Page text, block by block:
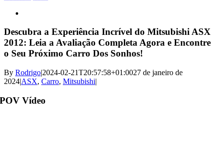
Image
Descubra a Experiência Incrível do Mitsubishi ASX
2012: Leia a Avaliação Completa Agora e Encontre
o Seu Próximo Carro Dos Sonhos!
By Rodrigo|2024-02-21T20:57:58+01:0027 de janeiro de
2024|ASX, Carro, Mitsubishi|
POV Vídeo